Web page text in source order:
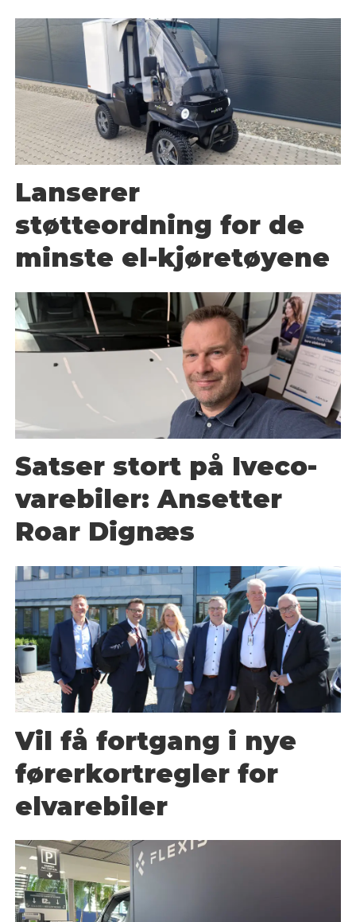
Lanserer
støtteordning for de
minste el-kjøretøyene
Satser stort på Iveco-
varebiler: Ansetter
Roar Dignæs
Vil få fortgang i nye
førerkortregler for
elvarebiler